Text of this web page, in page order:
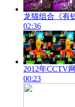
龙猫组合《有
02:36
2012年CCTV
00:23